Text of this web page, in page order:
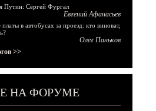
Путин: Сергей Фургал
Евгений Афанасьев
в автобусах за проезд: кто виноват,
Олег Паньков
>>
НА ФОРУМЕ